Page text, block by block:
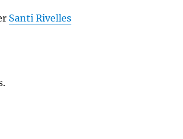
Santi Rivelles